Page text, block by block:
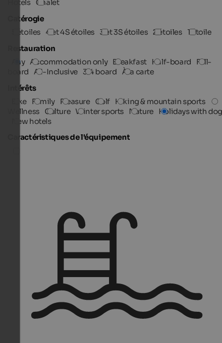
Hotels Chalet
Catérogie
5 étoiles 4 et 4S étoiles 3 et 3S étoiles 2 étoiles 1 étoile
Restauration
Any Accommodation only Breakfast Half-board
Full-
board All-Inclusive 3/4 board À la carte
Intérêts
Bike Family Pleasure Golf Hiking & mountain sports
Wellness Culture Winter sports Nature Holidays with
New hotels
Caractéristiques de l'équipement